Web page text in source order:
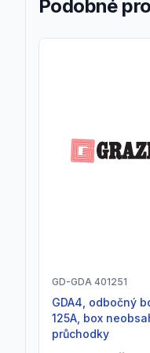
Podobné
GD-GDA 401251
GDA4, odbočný box pojistkový do
125A, box
průchodky